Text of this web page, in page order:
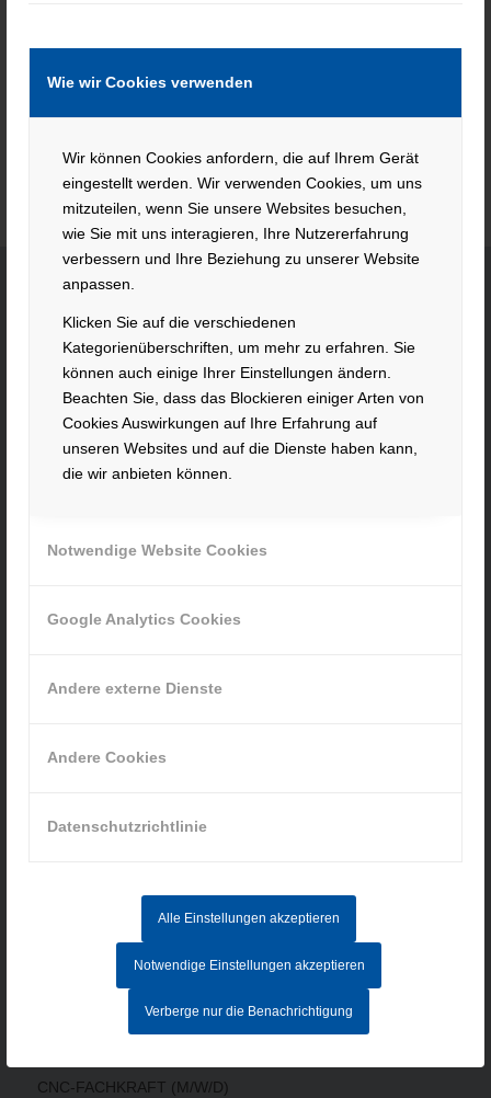
Wie wir Cookies verwenden
Wir können Cookies anfordern, die auf Ihrem Gerät
eingestellt werden. Wir verwenden Cookies, um uns
mitzuteilen, wenn Sie unsere Websites besuchen,
wie Sie mit uns interagieren, Ihre Nutzererfahrung
verbessern und Ihre Beziehung zu unserer Website
anpassen.
Klicken Sie auf die verschiedenen
Kategorienüberschriften, um mehr zu erfahren. Sie
können auch einige Ihrer Einstellungen ändern.
Beachten Sie, dass das Blockieren einiger Arten von
Cookies Auswirkungen auf Ihre Erfahrung auf
unseren Websites und auf die Dienste haben kann,
die wir anbieten können.
Notwendige Website Cookies
Google Analytics Cookies
Andere externe Dienste
Andere Cookies
Datenschutzrichtlinie
Alle Einstellungen akzeptieren
Notwendige Einstellungen akzeptieren
Verberge nur die Benachrichtigung
KONTAKT
Hacker Feinmechanik GmbH
Im Polder 2 / Neuhausen
94560 Offenberg
Ihr Weg zu uns
» Cookie-Einstellungen
INFORMATIONEN
Datenschutz
AKTUELLE STELLENANGEBOTE
MITARBEITER IM AUFTRAGSZENTRUM (M/W/D) - Vollzeit
CNC-FACHKRAFT (M/W/D)